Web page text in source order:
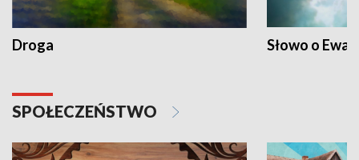
Droga Słowo o
SPOŁECZEŃSTWO